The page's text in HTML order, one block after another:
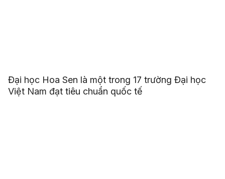
Đại học Hoa Sen là một trong 17 trường Đại học
Việt Nam đạt tiêu chuẩn quốc tế